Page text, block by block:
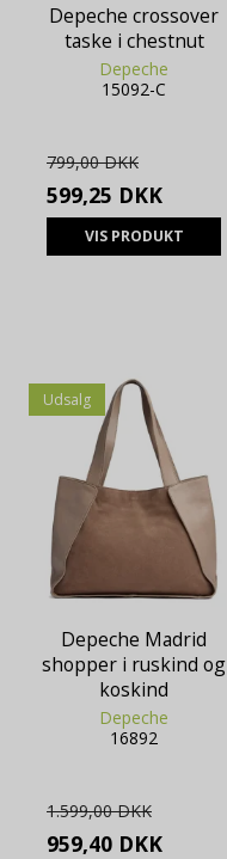
Depeche crossover
taske i chestnut
Depeche
15092-C
799,00 DKK
599,25 DKK
VIS PRODUKT
Udsalg
Depeche Madrid
shopper i ruskind og
koskind
Depeche
16892
1.599,00 DKK
959,40 DKK